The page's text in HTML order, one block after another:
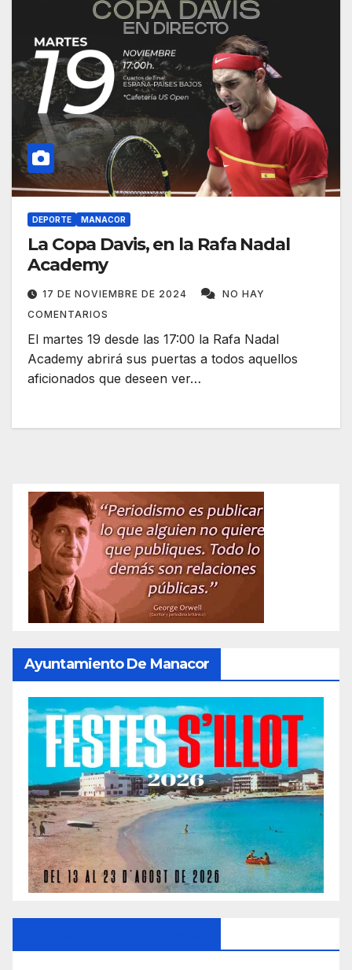
DEPORTE MANACOR
La Copa Davis, en la Rafa Nadal
Academy
17 DE NOVIEMBRE DE 2024
NO HAY
COMENTARIOS
El martes 19 desde las 17:00 la Rafa Nadal
Academy abrirá sus puertas a todos aquellos
aficionados que deseen ver…
Ayuntamiento De Manacor